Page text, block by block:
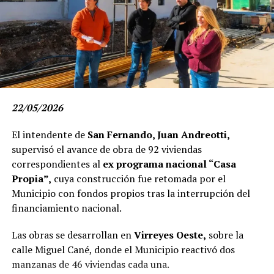
Rivadavia 15810, Haedo) abrirá las inscripciones a partir
del 6 de julio. La propuesta incluye cursos de
Elaboración de Pastas Alimenticias, Cocina de
Medio Oriente, Cocina para Comedor Escolar,
Elaboración de Alfajores Regionales y Cocina
Vegana y Vegetariana.
Los cursos cuentan con cupos limitados. Para participar
es necesario tener estudios primarios completos y
realizar el trámite de manera presencial. Las personas
interesadas deberán presentar un folio oficio, original y
fotocopia del DNI (frente y dorso) y original y fotocopia
del certificado de estudios primarios o secundarios.
Para consultar días y horarios de inscripción y cursada,
el CMFP N° 1 “Ricardo Rojas” brinda información a
través de Instagram (@cmfp1ricardorojas) y al teléfono
2097-5651. El CMFP N° 2 “Manuel Belgrano” recibe
22/05/2026
El intendente deSan Fernando, Juan Andreotti,
supervisó el avance de obra de 92 viviendas
correspondientes alex programa nacional “Casa
Propia”, cuya construcción fue retomada por el
Municipio con fondos propios tras la interrupción del
financiamiento nacional.
Las obras se desarrollan enVirreyes Oeste, sobre la
calle Miguel Cané, donde el Municipio reactivó dos
manzanas de 46 viviendas cada una.